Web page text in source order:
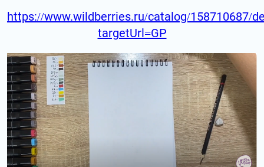
https://www.wildberries.ru/catalog/158710687/
targetUrl=GP